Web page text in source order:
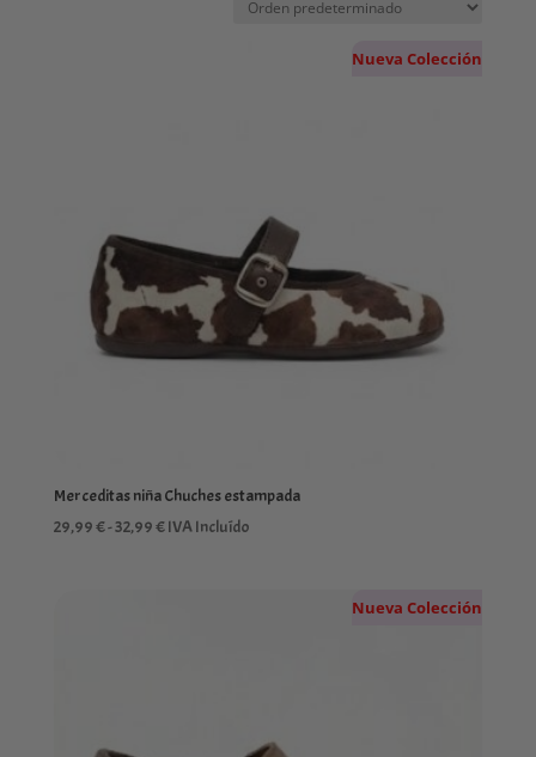
Nueva Colección
Merceditas niña Chuches estampada
29,99€-32,99€Rango
IVA Incluído
Nueva Colección